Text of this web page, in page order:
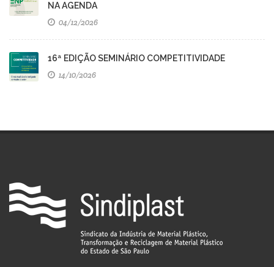
NA AGENDA
04/12/2026
16ª EDIÇÃO SEMINÁRIO COMPETITIVIDADE
14/10/2026